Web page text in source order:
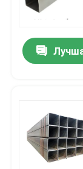
О Компании
Контакты